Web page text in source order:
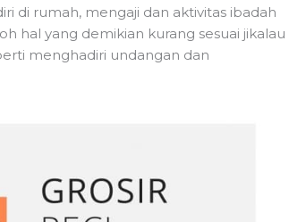
di rumah, mengaji dan aktivitas ibadah
hal yang demikian kurang sesuai jikalau
menghadiri undangan dan